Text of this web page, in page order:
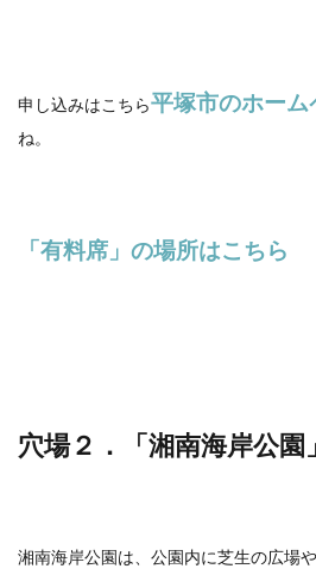
申し込みはこちら平塚市のホーム
ね。
「有料席 」の場所はこちら
穴場２．「湘南海岸公園」
湘南海岸公園は、公園内に芝生の広場